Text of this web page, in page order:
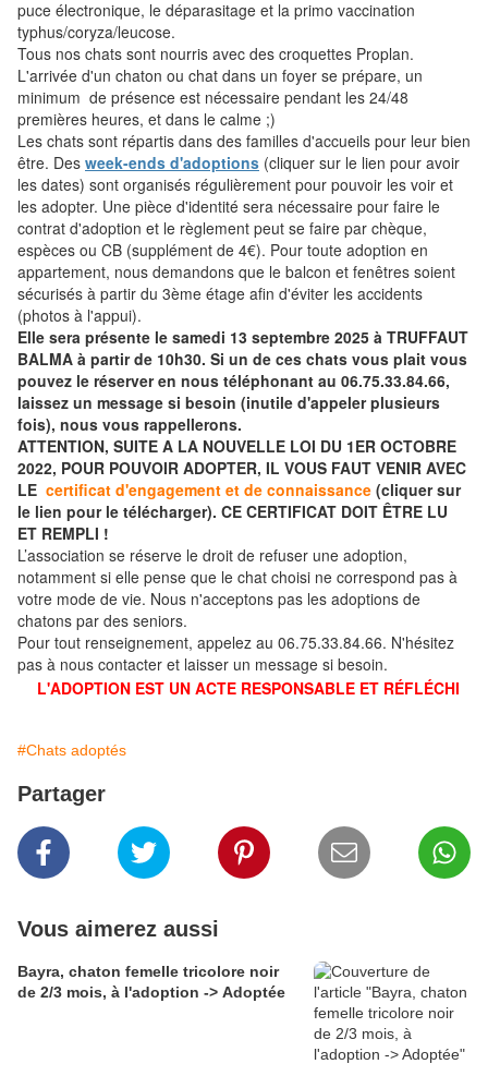
puce électronique, le déparasitage et la primo vaccination
typhus/coryza/leucose.
Tous nos chats sont nourris avec des croquettes Proplan.
L'arrivée d'un chaton ou chat dans un foyer se prépare, un
minimum de présence est nécessaire pendant les 24/48
premières heures, et dans le calme ;)
Les chats sont répartis dans des familles d'accueils pour leur bien
être. Des week-ends d'adoptions (cliquer sur le lien pour avoir
les dates) sont organisés régulièrement pour pouvoir les voir et
les adopter. Une pièce d'identité sera nécessaire pour faire le
contrat d'adoption et le règlement peut se faire par chèque,
espèces ou CB (supplément de 4€). Pour toute adoption en
appartement, nous demandons que le balcon et fenêtres soient
sécurisés à partir du 3ème étage afin d'éviter les accidents
(photos à l'appui).
Elle sera présente le samedi 13 septembre 2025 à TRUFFAUT
BALMA à partir de 10h30. Si un de ces chats vous plait vous
pouvez le réserver en nous téléphonant au 06.75.33.84.66,
laissez un message si besoin (inutile d'appeler plusieurs
fois), nous vous rappellerons.
ATTENTION, SUITE A LA NOUVELLE LOI DU 1ER OCTOBRE
2022, POUR POUVOIR ADOPTER, IL VOUS FAUT VENIR AVEC
LE certificat d'engagement et de connaissance (cliquer sur
le lien pour le télécharger). CE CERTIFICAT DOIT ÊTRE LU
ET REMPLI !
L’association se réserve le droit de refuser une adoption,
notamment si elle pense que le chat choisi ne correspond pas à
votre mode de vie. Nous n'acceptons pas les adoptions de
chatons par des seniors.
Pour tout renseignement, appelez au 06.75.33.84.66. N'hésitez
pas à nous contacter et laisser un message si besoin.
L'ADOPTION EST UN ACTE RESPONSABLE ET RÉFLÉCHI
#Chats adoptés
Partager
Vous aimerez aussi
Bayra, chaton femelle tricolore noir
de 2/3 mois, à l'adoption -> Adoptée